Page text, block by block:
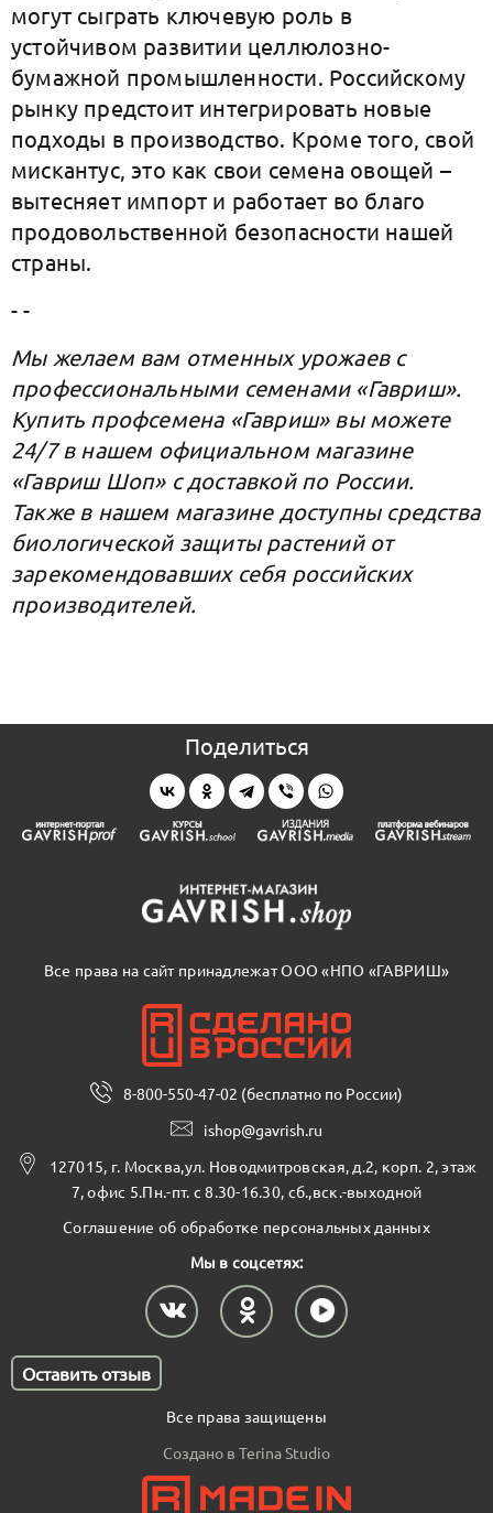
могут сыграть ключевую роль в
устойчивом развитии целлюлозно-
бумажной промышленности. Российскому
рынку предстоит интегрировать новые
подходы в производство. Кроме того, свой
мискантус, это как свои семена овощей –
вытесняет импорт и работает во благо
продовольственной безопасности нашей
страны.
- -
Мы желаем вам отменных урожаев с
профессиональными семенами «Гавриш».
Купить профсемена «Гавриш» вы можете
24/7 в нашем официальном магазине
«Гавриш Шоп» с доставкой по России.
Также в нашем магазине доступны средства
биологической защиты растений от
зарекомендовавших себя российских
производителей.
Поделиться
Все права на сайт принадлежат ООО «НПО «ГАВРИШ»
8-800-550-47-02 (бесплатно по России)
ishop@gavrish.ru
127015, г. Москва,ул. Новодмитровская, д.2, корп. 2, этаж
7, офис 5.Пн.-пт. с 8.30-16.30, сб.,вск.-выходной
Соглашение об обработке персональных данных
Мы в соцсетях:
Оставить отзыв
Все права защищены
Создано в Terina Studio